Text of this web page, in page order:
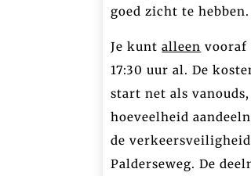
goed zicht te
Je kuntalleen vooraf
17:30 uur al. De
start net als
hoeveelheid
de
Palderseweg. De